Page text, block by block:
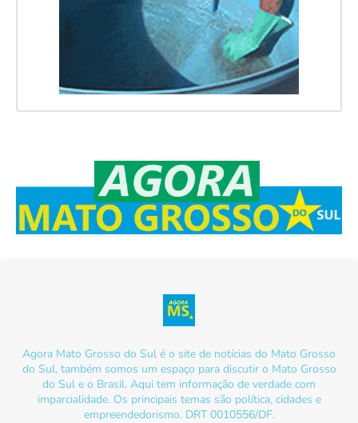
Agora Mato Grosso do Sul é o site de notícias do Mato Grosso
do Sul, também somos um espaço para discutir o Mato Grosso
do Sul e o Brasil. Aqui tem informação de verdade com
imparcialidade. Os principais temas são política, cidades e
empreendedorismo. DRT 0010556/DF.